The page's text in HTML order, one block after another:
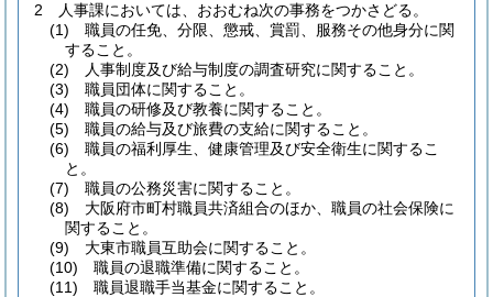
2
人事課においては、おおむね次の事務をつかさどる。
(1)
職員の任免、分限、懲戒、賞罰、服務その他身分に関
すること。
(2)
人事制度及び給与制度の調査研究に関すること。
(3)
職員団体に関すること。
(4)
職員の研修及び教養に関すること。
(5)
職員の給与及び旅費の支給に関すること。
(6)
職員の福利厚生、健康管理及び安全衛生に関するこ
と。
(7)
職員の公務災害に関すること。
(8)
大阪府市町村職員共済組合のほか、職員の社会保険に
関すること。
(9)
大東市職員互助会に関すること。
(10)
職員の退職準備に関すること。
(11)
職員退職手当基金に関すること。